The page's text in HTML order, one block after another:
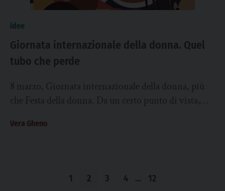
idee
Giornata internazionale della donna. Quel
tubo che perde
8 marzo, Giornata internazionale della donna, più
che Festa della donna. Da un certo punto di vista,
Vera Gheno
1 2 3 4 … 12